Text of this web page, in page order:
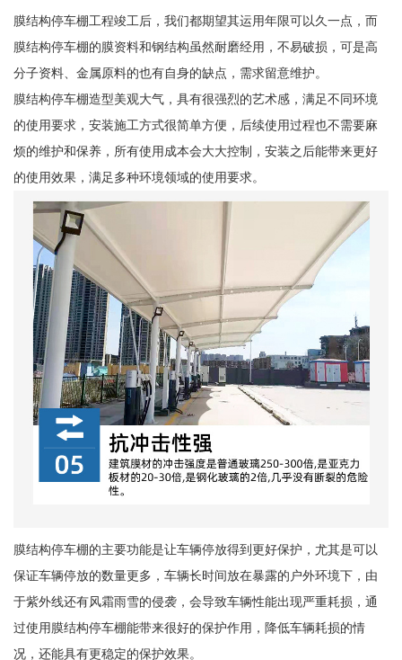
膜结构停车棚工程竣工后，我们都期望其运用年限可以久一点，而
膜结构停车棚的膜资料和钢结构虽然耐磨经用，不易破损，可是高
分子资料、金属原料的也有自身的缺点，需求留意维护。
膜结构停车棚造型美观大气，具有很强烈的艺术感，满足不同环境
的使用要求，安装施工方式很简单方便，后续使用过程也不需要麻
烦的维护和保养，所有使用成本会大大控制，安装之后能带来更好
的使用效果，满足多种环境领域的使用要求。
膜结构停车棚的主要功能是让车辆停放得到更好保护，尤其是可以
保证车辆停放的数量更多，车辆长时间放在暴露的户外环境下，由
于紫外线还有风霜雨雪的侵袭，会导致车辆性能出现严重耗损，通
过使用膜结构停车棚能带来很好的保护作用，降低车辆耗损的情
况，还能具有更稳定的保护效果。